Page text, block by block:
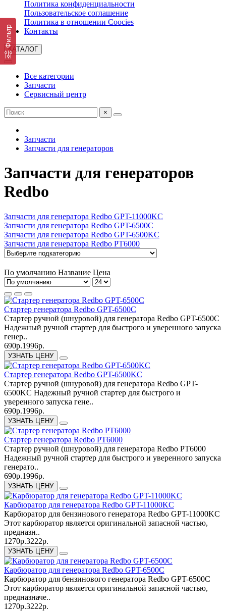
Политика конфиденциальности
Пользовательское соглашение
Политика в отношении Coocies
Контакты
КАТАЛОГ
Все категории
Запчасти
Сервисный центр
×
Запчасти
Запчасти для генераторов
Запчасти для генераторов
Redbo
Фильтр
Запчасти для генератора Redbo GPT-11000KC
Запчасти для генератора Redbo GPT-6500C
Запчасти для генератора Redbo GPT-6500KC
Запчасти для генератора Redbo РТ6000
По умолчанию Название Цена
Cтартер генератора Redbo GPT-6500C
Стартер ручной (шнуровой) для генератора Redbo GPT-6500C
Надежный ручной стартер для быстрого и уверенного запуска
генер..
690р.1996р.
УЗНАТЬ ЦЕНУ
Cтартер генератора Redbo GPT-6500KC
Стартер ручной (шнуровой) для генератора Redbo GPT-
6500KC Надежный ручной стартер для быстрого и
уверенного запуска гене..
690р.1996р.
УЗНАТЬ ЦЕНУ
Cтартер генератора Redbo РТ6000
Стартер ручной (шнуровой) для генератора Redbo РТ6000
Надежный ручной стартер для быстрого и уверенного запуска
генерато..
690р.1996р.
УЗНАТЬ ЦЕНУ
Карбюратор для генератора Redbo GPT-11000KC
Карбюратор для бензинового генератора Redbo GPT-11000KC
Этот карбюратор является оригинальной запасной частью,
предназн..
1270р.3222р.
УЗНАТЬ ЦЕНУ
Карбюратор для генератора Redbo GPT-6500C
Карбюратор для бензинового генератора Redbo GPT-6500C
Этот карбюратор является оригинальной запасной частью,
предназначе..
1270р.3222р.